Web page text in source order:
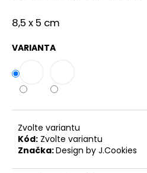
hvězdiček.
8,5 x 5 cm
VARIANTA
Zvolte variantu
Kód: Zvolte variantu
Značka:Design by J.Cookies
D
o
p
o